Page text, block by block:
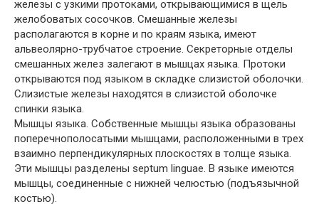
железы с узкими протоками, открывающимися в щель
желобоватых сосочков. Смешанные железы
располагаются в корне и по краям языка, имеют
альвеолярно-трубчатое строение. Секреторные отделы
смешанных желез залегают в мышцах языка. Протоки
открываются под языком в складке слизистой оболочки.
Слизистые железы находятся в слизистой оболочке
спинки языка.
Мышцы языка. Собственные мышцы языка образованы
поперечнополосатыми мышцами, расположенными в трех
взаимно перпендикулярных плоскостях в толще языка.
Эти мышцы разделены septum linguae. В языке имеются
мышцы, соединенные с нижней челюстью (подъязычной
костью).